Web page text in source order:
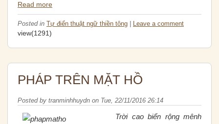
Read more
Posted in Tự điển thuật ngữ thiền tông Leave a comment
view(1291)
PHÁP TRÊN MẶT HỒ
Posted by tranminhhuydn on Tue, 22/11/2016 26:14
Trời cao biển rộng mênh